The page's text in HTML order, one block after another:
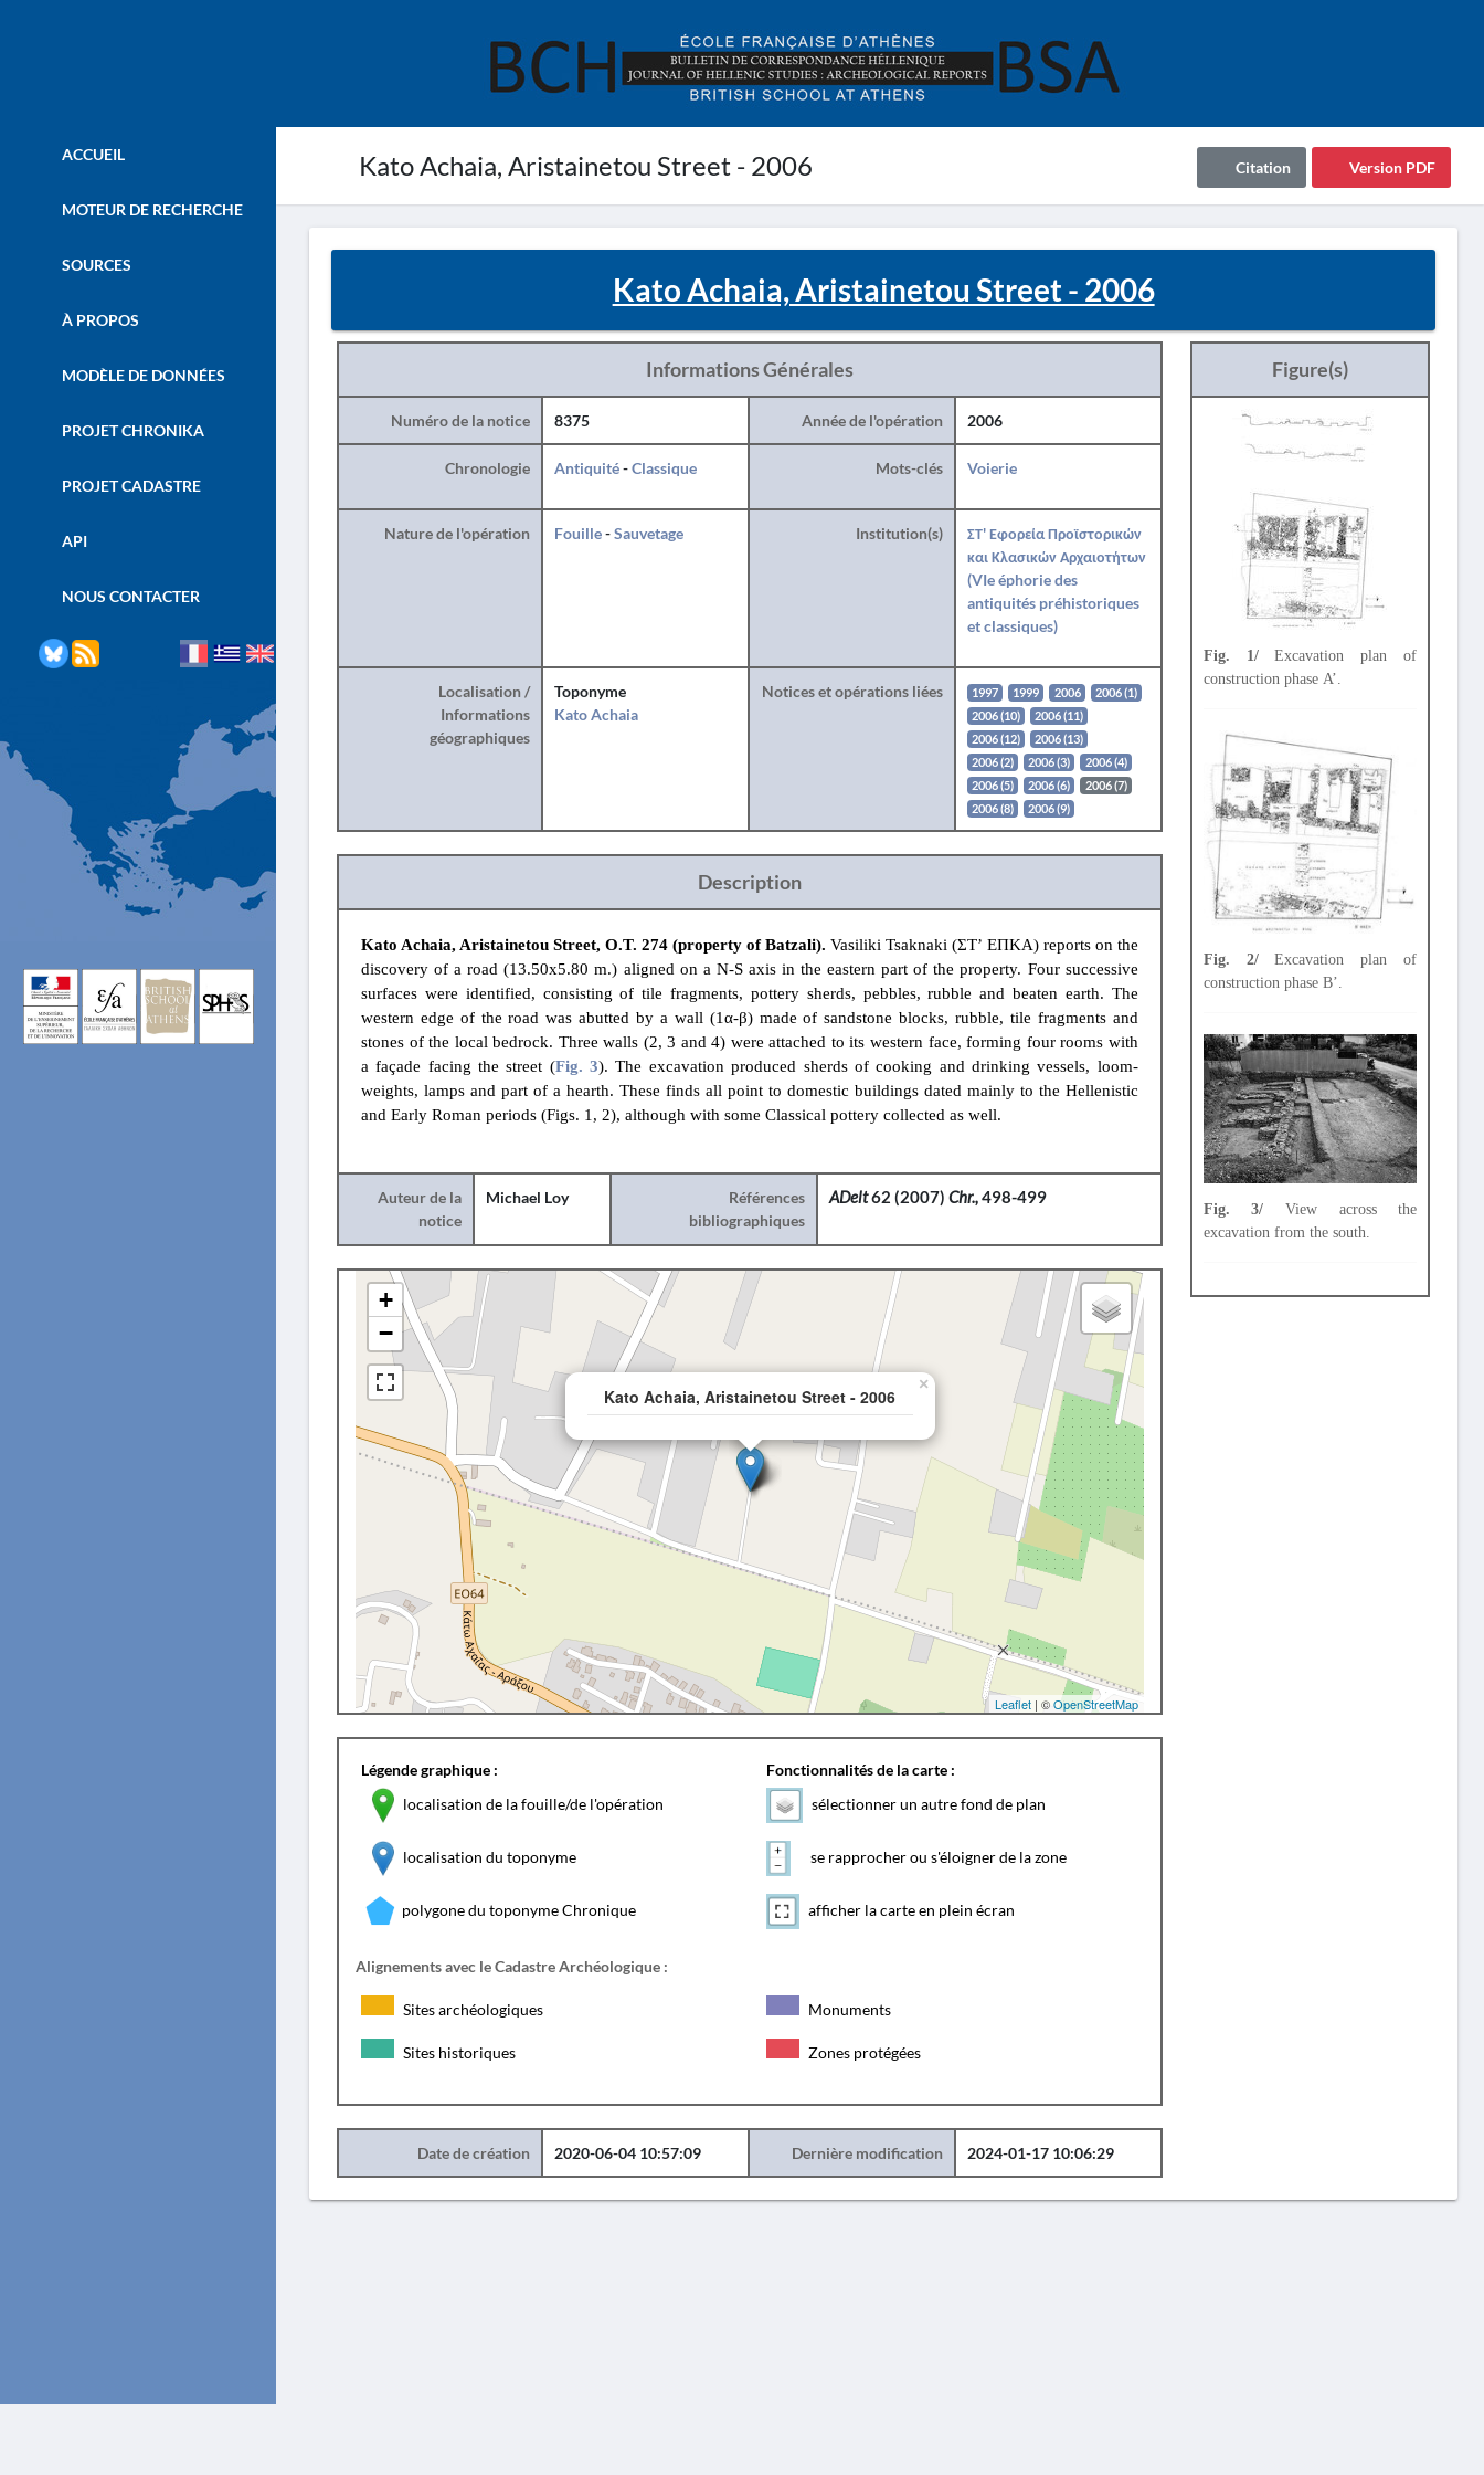
Kato Achaia, Aristainetou Street - 2006 Version PDF
Citation
ACCUEIL
MOTEUR DE RECHERCHE
SOURCES
À PROPOS
MODÈLE DE DONNÉES
PROJET CHRONIKA
PROJET CADASTRE
API
NOUS CONTACTER
Kato Achaia, Aristainetou Street - 2006
Informations Générales
Numéro de la notice 8375 Année de l'opération 2006
Chronologie Antiquité-Classique Mots-clés Voierie
Nature de l'opération Fouille-Sauvetage Institution(s)
ΣΤ' Εφορεία Προϊστορικών
και Κλασικών Αρχαιοτήτων
(VIe éphorie des
antiquités préhistoriques
et classiques)
Localisation /
Informations
géographiques
Toponyme
Kato Achaia
Notices et opérations liées 1997 1999 2006
2006 (1)
2006 (10)
2006 (11)
2006 (12)
2006 (13)
2006 (2)
2006 (3)
2006 (4)
2006 (5)
2006 (6)
2006 (7)
2006 (8)
2006 (9)
Description
Kato Achaia, Aristainetou Street, Ο.Τ. 274 (property of Batzali). Vasiliki Tsaknaki (ΣΤ’ ΕΠΚΑ) reports on the
discovery of a road (13.50x5.80 m.) aligned on a N-S axis in the eastern part of the property. Four successive
surfaces were identified, consisting of tile fragments, pottery sherds, pebbles, rubble and beaten earth. The
western edge of the road was abutted by a wall (1α-β) made of sandstone blocks, rubble, tile fragments and
stones of the local bedrock. Three walls (2, 3 and 4) were attached to its western face, forming four rooms with
a façade facing the street (Fig. 3). The excavation produced sherds of cooking and drinking vessels, loom-
weights, lamps and part of a hearth. These finds all point to domestic buildings dated mainly to the Hellenistic
and Early Roman periods (Figs. 1, 2), although with some Classical pottery collected as well.
Auteur de la
notice
Michael Loy
Références
bibliographiques
ADelt62 (2007)Chr.,498-499
Kato Achaia, Aristainetou Street - 2006
×
+
−
Leaflet| ©OpenStreetMap
Légende graphique :
localisation de la fouille/de l'opération
localisation du toponyme
polygone du toponyme Chronique
Fonctionnalités de la carte :
sélectionner un autre fond de plan
se rapprocher ou s'éloigner de la zone
afficher la carte en plein écran
Alignements avec le Cadastre Archéologique :
Sites archéologiques Monuments
Sites historiques Zones protégées
Date de création 2020-06-04 10:57:09 Dernière modification 2024-01-17 10:06:29
Figure(s)
Fig. 1/Excavation plan of
construction phase Α’.
Fig. 2/Excavation plan of
construction phase Β’.
Fig. 3/ View across the
excavation from the south.